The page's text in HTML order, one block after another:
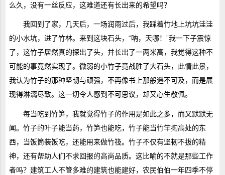
么久，没有一丝反应，这难道还有长出来的希望吗？
我回到了家，几天后，一场润雨过后，我踩着竹地上坑坑洼洼
的小水坑，进了竹林。来到这块石头，“呐，天哪！”我一下子震惊
了，这竹子居然真的探出了头，并长出了一两米高，我觉得这种不
可能的事竟然实现了。微弱的小竹子竟战胜了大石头，此情此景，
我认为竹子的那种坚韧与顽强，不再像书上那般遥不可及，而是展
现得淋漓尽致。这一切令人感到不可思议，却又心生敬佩。
每当吃到竹笋，我就觉得竹子的作用是如此之多，而又默默无
闻。竹子的叶子能当药，竹笋也能吃，竹子能当竹竿掏高处的东
西，当饭筒装饭吃，还能用来做竹筏。竹子不仅有坚韧不拔的精
神，还有帮助人们不求回报的高尚品质。这比喻的不就是那些工作
者吗？建筑工人不管多难的建筑也能建好，农民伯伯一年四季不停